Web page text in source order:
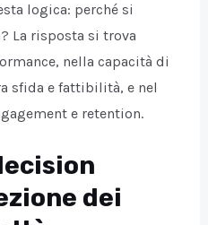
logica: perché si
La risposta si trova
nella capacità di
sfida e fattibilità, e nel
e retention.
dei